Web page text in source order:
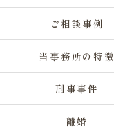
ご相談事例
当事務所の特徴
刑事事件
離婚